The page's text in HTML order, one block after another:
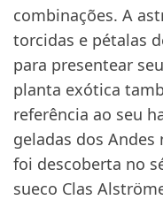
combinações. A
torcidas e pétalas
para presentear
planta exótica
referência ao seu
geladas dos Andes
foi descoberta no
sueco Clas